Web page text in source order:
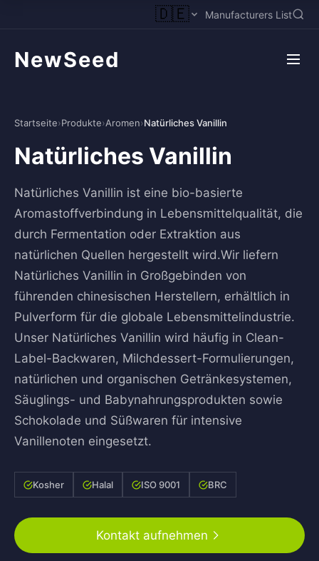
🇩🇪 Manufacturers List
NewSeed
Startseite›Produkte›Aromen›Natürliches Vanillin
Natürliches Vanillin
Natürliches Vanillin ist eine bio-basierte
Aromastoffverbindung in Lebensmittelqualität, die
durch Fermentation oder Extraktion aus
natürlichen Quellen hergestellt wird.Wir liefern
Natürliches Vanillin in Großgebinden von
führenden chinesischen Herstellern, erhältlich in
Pulverform für die globale Lebensmittelindustrie.
Unser Natürliches Vanillin wird häufig in Clean-
Label-Backwaren, Milchdessert-Formulierungen,
natürlichen und organischen Getränkesystemen,
Säuglings- und Babynahrungsprodukten sowie
Schokolade und Süßwaren für intensive
Vanillenoten eingesetzt.
Kosher Halal ISO 9001 BRC
Kontakt aufnehmen